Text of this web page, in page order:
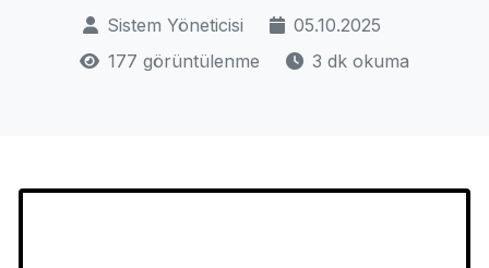
Sistem Yöneticisi
05.10.2025
177 görüntülenme
3 dk okuma